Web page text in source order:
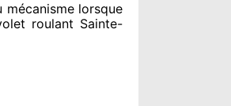
lorsque
roulant Sainte-